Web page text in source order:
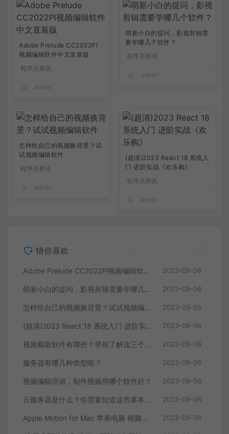
Adobe Prelude CC2022Pl
视频编辑软件中文直装版
程序员资讯
admin
萌新小白的提问，影视剪辑需
要学哪几个软件？
程序员资讯
admin
怎样给自己的视频换背景？试
试视频编辑软件
程序员资讯
admin
(超清)2023 React 18 系统入
门 进阶实战《欢乐购》
程序员资讯
admin
猜你喜欢
Adobe Prelude CC2022Pl视频编辑软件中文直装版 2023-09-06
萌新小白的提问，影视剪辑需要学哪几个软件？ 2023-09-06
怎样给自己的视频换背景？试试视频编辑软件 2023-09-06
(超清)2023 React 18 系统入门 进阶实战《欢乐购》 2023-09-06
视频截取软件有哪些？带你了解这三个视频编辑软件 2023-09-06
服务器有哪几种类型呢？ 2023-09-06
视频编辑培训，制作视频用哪个软件好？ 2023-09-06
云服务器是什么？你需要知道这些基本知识 2023-09-06
Apple Motion for Mac 苹果电脑 视频编辑软件 2023-09-06